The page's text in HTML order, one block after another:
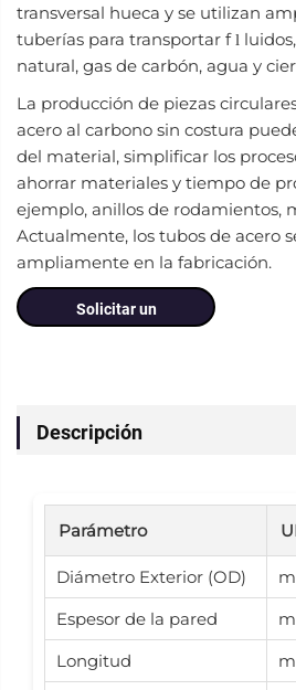
transversal hueca y se utilizan
tuberías para transportar fl
natural, gas de carbón, agua y
La producción de piezas
acero al carbono sin costura
del material, simplificar los
ahorrar materiales y tiempo de
ejemplo, anillos de rodamientos,
Actualmente, los tubos de acero
ampliamente en la fabricación.
Solicitar un
Descripción
Parámetro
Diámetro Exterior (OD)
Espesor de la pared
Longitud